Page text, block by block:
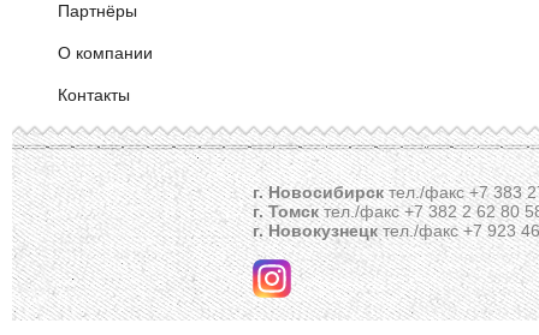
Метизы
прочее
Пружинные блоки
Склеивающие материалы
Технические материалы и ткани
Фанера ДВП
Хеттих
Партнёры
О компании
Контакты
г. Новосибирсктел./факс +7 383
г. Томсктел./факс +7 382 2 62 80
г. Новокузнецктел./факс +7 923